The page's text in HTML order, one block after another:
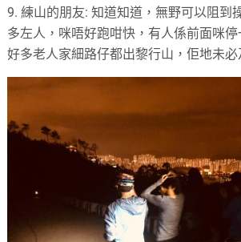
9. 練山的朋友: 知道知道，無野可以阻到
多左人，咪唔好跑咁快，有人係前面咪
好多老人家細路仔都出黎行山，佢地未必